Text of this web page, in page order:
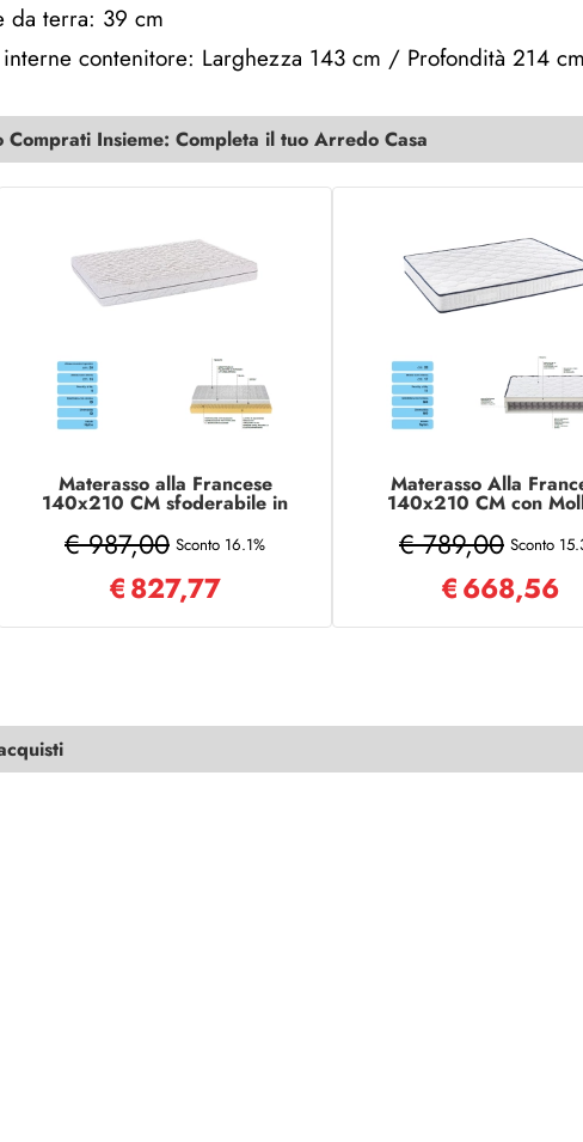
da terra: 39 cm
contenitore: Larghezza 143 cm / Profondità 214
Comprati Insieme: Completa il tuo Arredo Casa
Materasso alla Francese
140x210 CM sfoderabile in
€ 987,00 Sconto 16.1%
€827,77
Materasso Alla
140x210 CM con
€ 789,00 Sconto
€668,56